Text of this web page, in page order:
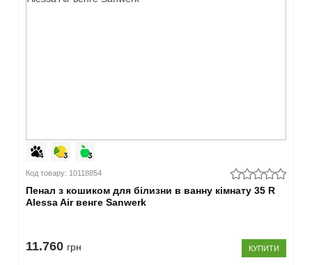
Код товару: 10118854
Пенал з кошиком для білизни в ванну кімнату 35 R
Alessa Air венге Sanwerk
11.760 грн КУПИТИ